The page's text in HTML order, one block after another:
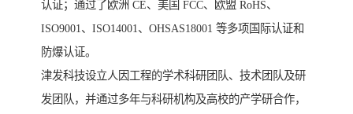
认证；通过了欧洲 CE、美国 FCC、欧盟 RoHS、
ISO9001、ISO14001、OHSAS18001 等多项国际认证和
防爆认证。
津发科技设立人因工程的学术科研团队、技术团队及研
发团队，并通过多年与科研机构及高校的产学研合作，